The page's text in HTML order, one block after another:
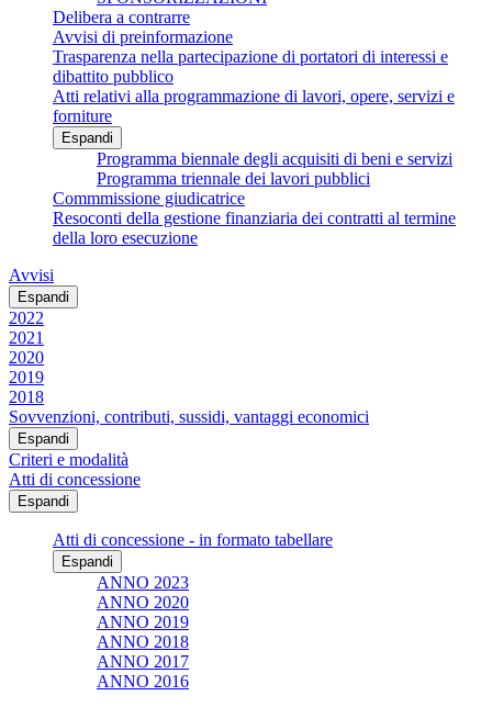
Delibera a contrarre
Avvisi di preinformazione
Trasparenza nella partecipazione di portatori di interessi e
dibattito pubblico
Atti relativi alla programmazione di lavori, opere, servizi e
forniture
Espandi
Programma biennale degli acquisiti di beni e servizi
Programma triennale dei lavori pubblici
Commmissione giudicatrice
Resoconti della gestione finanziaria dei contratti al termine
della loro esecuzione
Avvisi
Espandi
2022
2021
2020
2019
2018
Sovvenzioni, contributi, sussidi, vantaggi economici
Espandi
Criteri e modalità
Atti di concessione
Espandi
Atti di concessione - in formato tabellare
Espandi
ANNO 2023
ANNO 2020
ANNO 2019
ANNO 2018
ANNO 2017
ANNO 2016